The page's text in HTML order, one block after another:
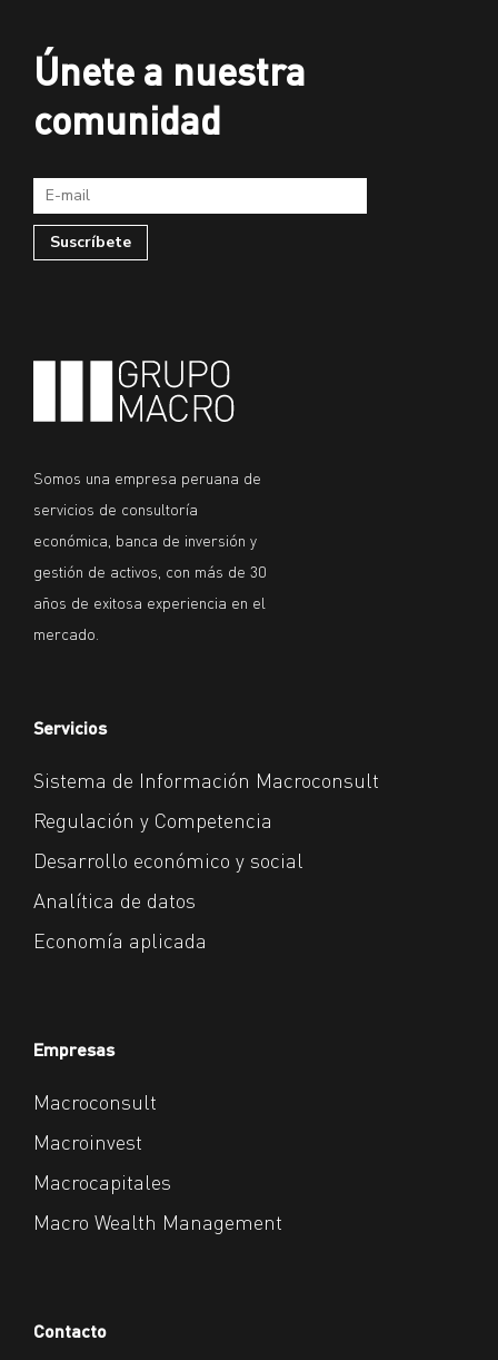
Únete a nuestra
comunidad
Somos una empresa peruana de
servicios de consultoría
económica, banca de inversión y
gestión de activos, con más de 30
años de exitosa experiencia en el
mercado.
Servicios
Sistema de Información Macroconsult
Regulación y Competencia
Desarrollo económico y social
Analítica de datos
Economía aplicada
Empresas
Macroconsult
Macroinvest
Macrocapitales
Macro Wealth Management
Contacto